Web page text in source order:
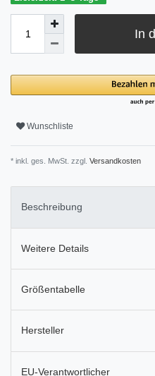
In
Wunschliste
* inkl. ges. MwSt. zzgl. Versandkosten
Beschreibung
Weitere Details
Größentabelle
Hersteller
EU-Verantwortlicher